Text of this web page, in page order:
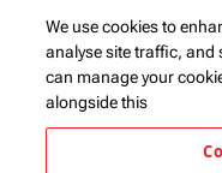
We use cookies to
analyse site traffic, and
can manage your
alongside this